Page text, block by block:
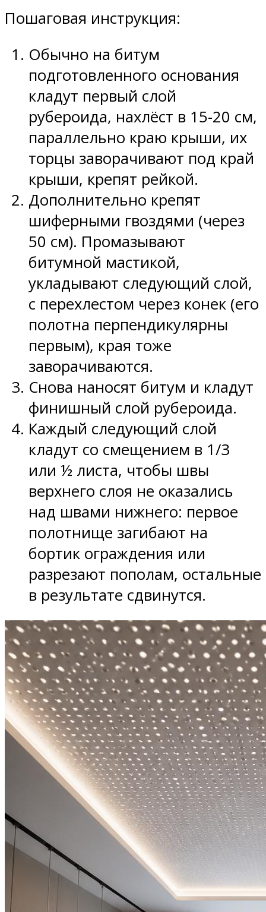
Пошаговая инструкция:
Обычно на битум
подготовленного основания
кладут первый слой
рубероида, нахлёст в 15-20 см,
параллельно краю крыши, их
торцы заворачивают под край
крыши, крепят рейкой.
Дополнительно крепят
шиферными гвоздями (через
50 см). Промазывают
битумной мастикой,
укладывают следующий слой,
с перехлестом через конек (его
полотна перпендикулярны
первым), края тоже
заворачиваются.
Снова наносят битум и кладут
финишный слой рубероида.
Каждый следующий слой
кладут со смещением в 1/3
или ½ листа, чтобы швы
верхнего слоя не оказались
над швами нижнего: первое
полотнище загибают на
бортик ограждения или
разрезают пополам, остальные
в результате сдвинутся.